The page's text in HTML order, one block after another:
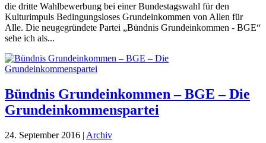
die dritte Wahlbewerbung bei einer Bundestagswahl für den
Kulturimpuls Bedingungsloses Grundeinkommen von Allen für
Alle. Die neugegründete Partei „Bündnis Grundeinkommen - BGE“
sehe ich als...
Bündnis Grundeinkommen – BGE – Die
Grundeinkommenspartei
24. September 2016 | Archiv